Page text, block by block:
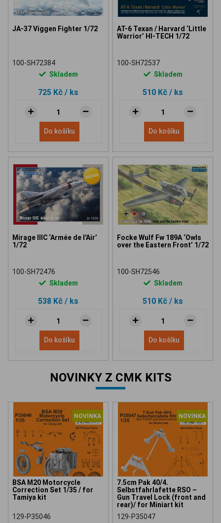
JA-37 Viggen Fighter 1/72
100-SH72384
Skladem
725 Kč / ks
Do košíku
AT-6 Texan / Harvard ‘Little
Warrior’ HI-TECH 1/72
100-SH72537
Skladem
510 Kč / ks
Do košíku
Mirage IIIC ‘Armée de l'Air’
1/72
100-SH72476
Skladem
538 Kč / ks
Do košíku
Focke Wulf Fw 189A ‘Owls
over the Eastern Front’ 1/72
100-SH72546
Skladem
510 Kč / ks
Do košíku
NOVINKY Z CMK KITS
NOVINKA
BSA M20 Motorcycle
Correction Set 1/35 / for
Tamiya kit
129-P35046
NOVINKA
7.5cm Pak 40/4.
Selbstfahrlafette RSO –
Gun Travel Lock (front and
rear)/ for Miniart kit
129-P35047